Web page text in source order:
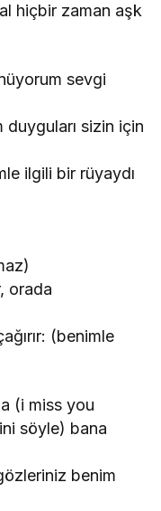
hiçbir zaman aşk
sevgi
sizin için
ilgili bir rüyaydı
orada
(benimle
(i miss you
söyle) bana
benim